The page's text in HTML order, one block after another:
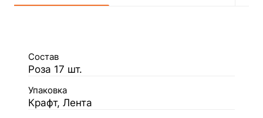
Состав
Роза 17 шт.
Упаковка
Крафт, Лента